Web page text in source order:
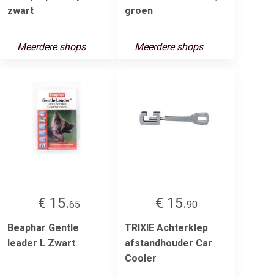
zwart
Meerdere shops
groen
Meerdere shops
€ 15.65
Beaphar Gentle
leader L Zwart
€ 15.90
TRIXIE Achterklep
afstandhouder Car
Cooler